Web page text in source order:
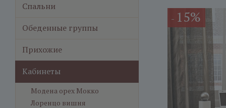
- 15%
Спальни
Обеденные группы
Прихожие
Кабинеты
Модена орех Мокко
Лоренцо вишня